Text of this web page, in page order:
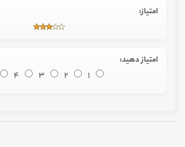
امتیاز:
امتیاز دهید:
1
2
3
4